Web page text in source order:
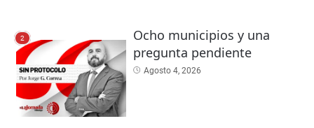
2
Ocho municipios y una
pregunta pendiente
Agosto 4, 2026